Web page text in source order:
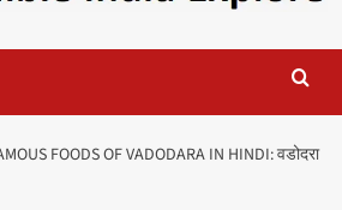
FOODS OF VADODARA IN HINDI: वडोदरा